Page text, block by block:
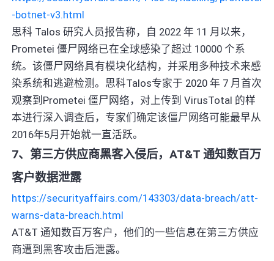
-botnet-v3.html
思科 Talos 研究人员报告称，自 2022 年 11 月以来，
Prometei 僵尸网络已在全球感染了超过 10000 个系
统。该僵尸网络具有模块化结构，并采用多种技术来感
染系统和逃避检测。思科Talos专家于 2020 年 7 月首次
观察到Prometei 僵尸网络，对上传到 VirusTotal 的样
本进行深入调查后，专家们确定该僵尸网络可能最早从
2016年5月开始就一直活跃。
7、第三方供应商黑客入侵后，AT&T 通知数百万
客户数据泄露
https://securityaffairs.com/143303/data-breach/att-
warns-data-breach.html
AT&T 通知数百万客户，他们的一些信息在第三方供应
商遭到黑客攻击后泄露。